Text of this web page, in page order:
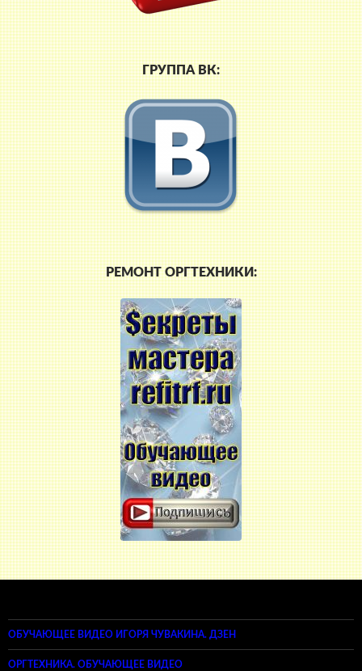
ГРУППА ВК:
РЕМОНТ ОРГТЕХНИКИ:
ОБУЧАЮЩЕЕ ВИДЕО ИГОРЯ ЧУВАКИНА. ДЗЕН
ОРГТЕХНИКА. ОБУЧАЮЩЕЕ ВИДЕО